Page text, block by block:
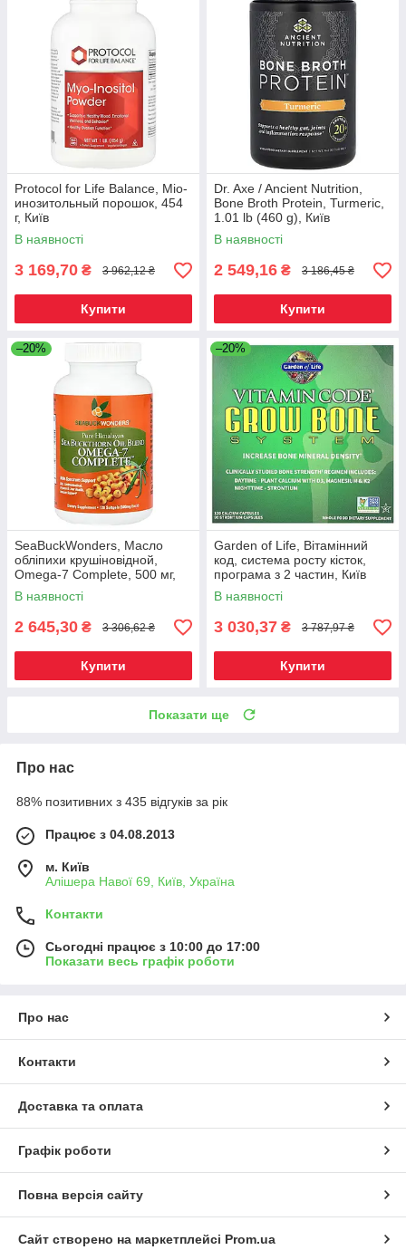
Protocol for Life Balance, Міо-
инозитольный порошок, 454
г, Київ
В наявності
3 169,70 ₴ 3 962,12 ₴
Купити
Dr. Axe / Ancient Nutrition,
Bone Broth Protein, Turmeric,
1.01 lb (460 g), Київ
В наявності
2 549,16 ₴ 3 186,45 ₴
Купити
–20%
SeaBuckWonders, Масло
обліпихи крушіновідной,
Omega-7 Complete, 500 мг,
120 м'яких капсул, Київ
В наявності
2 645,30 ₴ 3 306,62 ₴
Купити
–20%
Garden of Life, Вітамінний
код, система росту кісток,
програма з 2 частин, Київ
В наявності
3 030,37 ₴ 3 787,97 ₴
Купити
Показати ще
Про нас
88% позитивних з 435 відгуків за рік
Працює з 04.08.2013
м. Київ
Алішера Навої 69, Київ, Україна
Контакти
Сьогодні працює з 10:00 до 17:00
Показати весь графік роботи
Про нас
Контакти
Доставка та оплата
Графік роботи
Повна версія сайту
Сайт створено на маркетплейсі Prom.ua